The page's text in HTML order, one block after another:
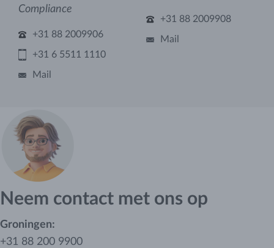
Compliance
+31 88 2009906
+31 6 5511 1110
Mail
+31 88 2009908
Mail
Neem contact met ons op
Groningen:
+31 88 200 9900